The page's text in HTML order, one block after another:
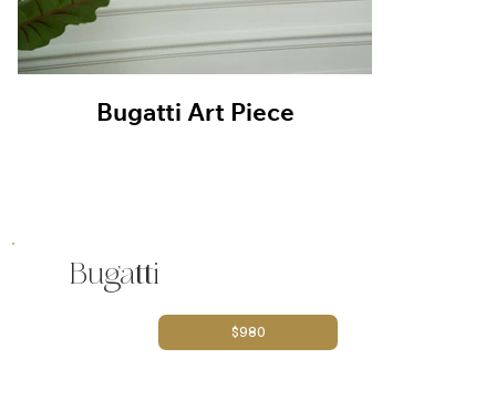
Bugatti Art Piece
Bugatti
$980